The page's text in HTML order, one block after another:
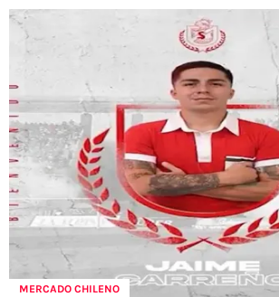
MERCADO CHILENO